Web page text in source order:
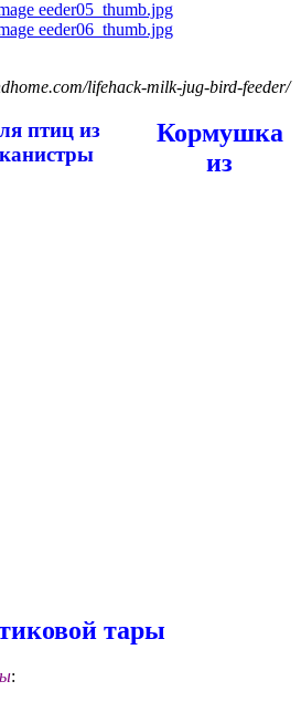
lifehack-milk-jug-bird-feeder/
Кормушка
из
тары
: